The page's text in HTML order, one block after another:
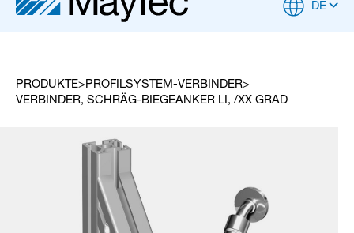
DE
PRODUKTE
PROFILSYSTEM-VERBINDER
VERBINDER, SCHRÄG-BIEGEANKER LI, /XX GRAD